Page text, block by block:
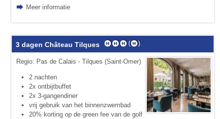
Meer informatie
3 dagen Château Tilques
Regio: Pas de Calais - Tilques (Saint-Omer)
2 nachten
2x ontbijtbuffet
2x 3-gangendiner
vrij gebruik van het binnenzwembad
20% korting op de green fee van de golf